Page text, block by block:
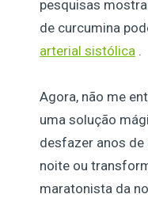
pesquisas
de curcumina
arterial sistólica .
Agora, não me
uma solução
desfazer anos
noite ou
maratonista da